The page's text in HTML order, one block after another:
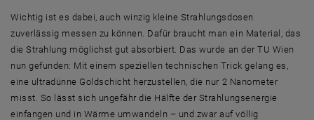
Wichtig ist es dabei, auch winzig kleine Strahlungsdosen
zuverlässig messen zu können. Dafür braucht man ein Material, das
die Strahlung möglichst gut absorbiert. Das wurde an der TU Wien
nun gefunden: Mit einem speziellen technischen Trick gelang es,
eine ultradünne Goldschicht herzustellen, die nur 2 Nanometer
misst. So lässt sich ungefähr die Hälfte der Strahlungsenergie
einfangen und in Wärme umwandeln – und zwar auf völlig